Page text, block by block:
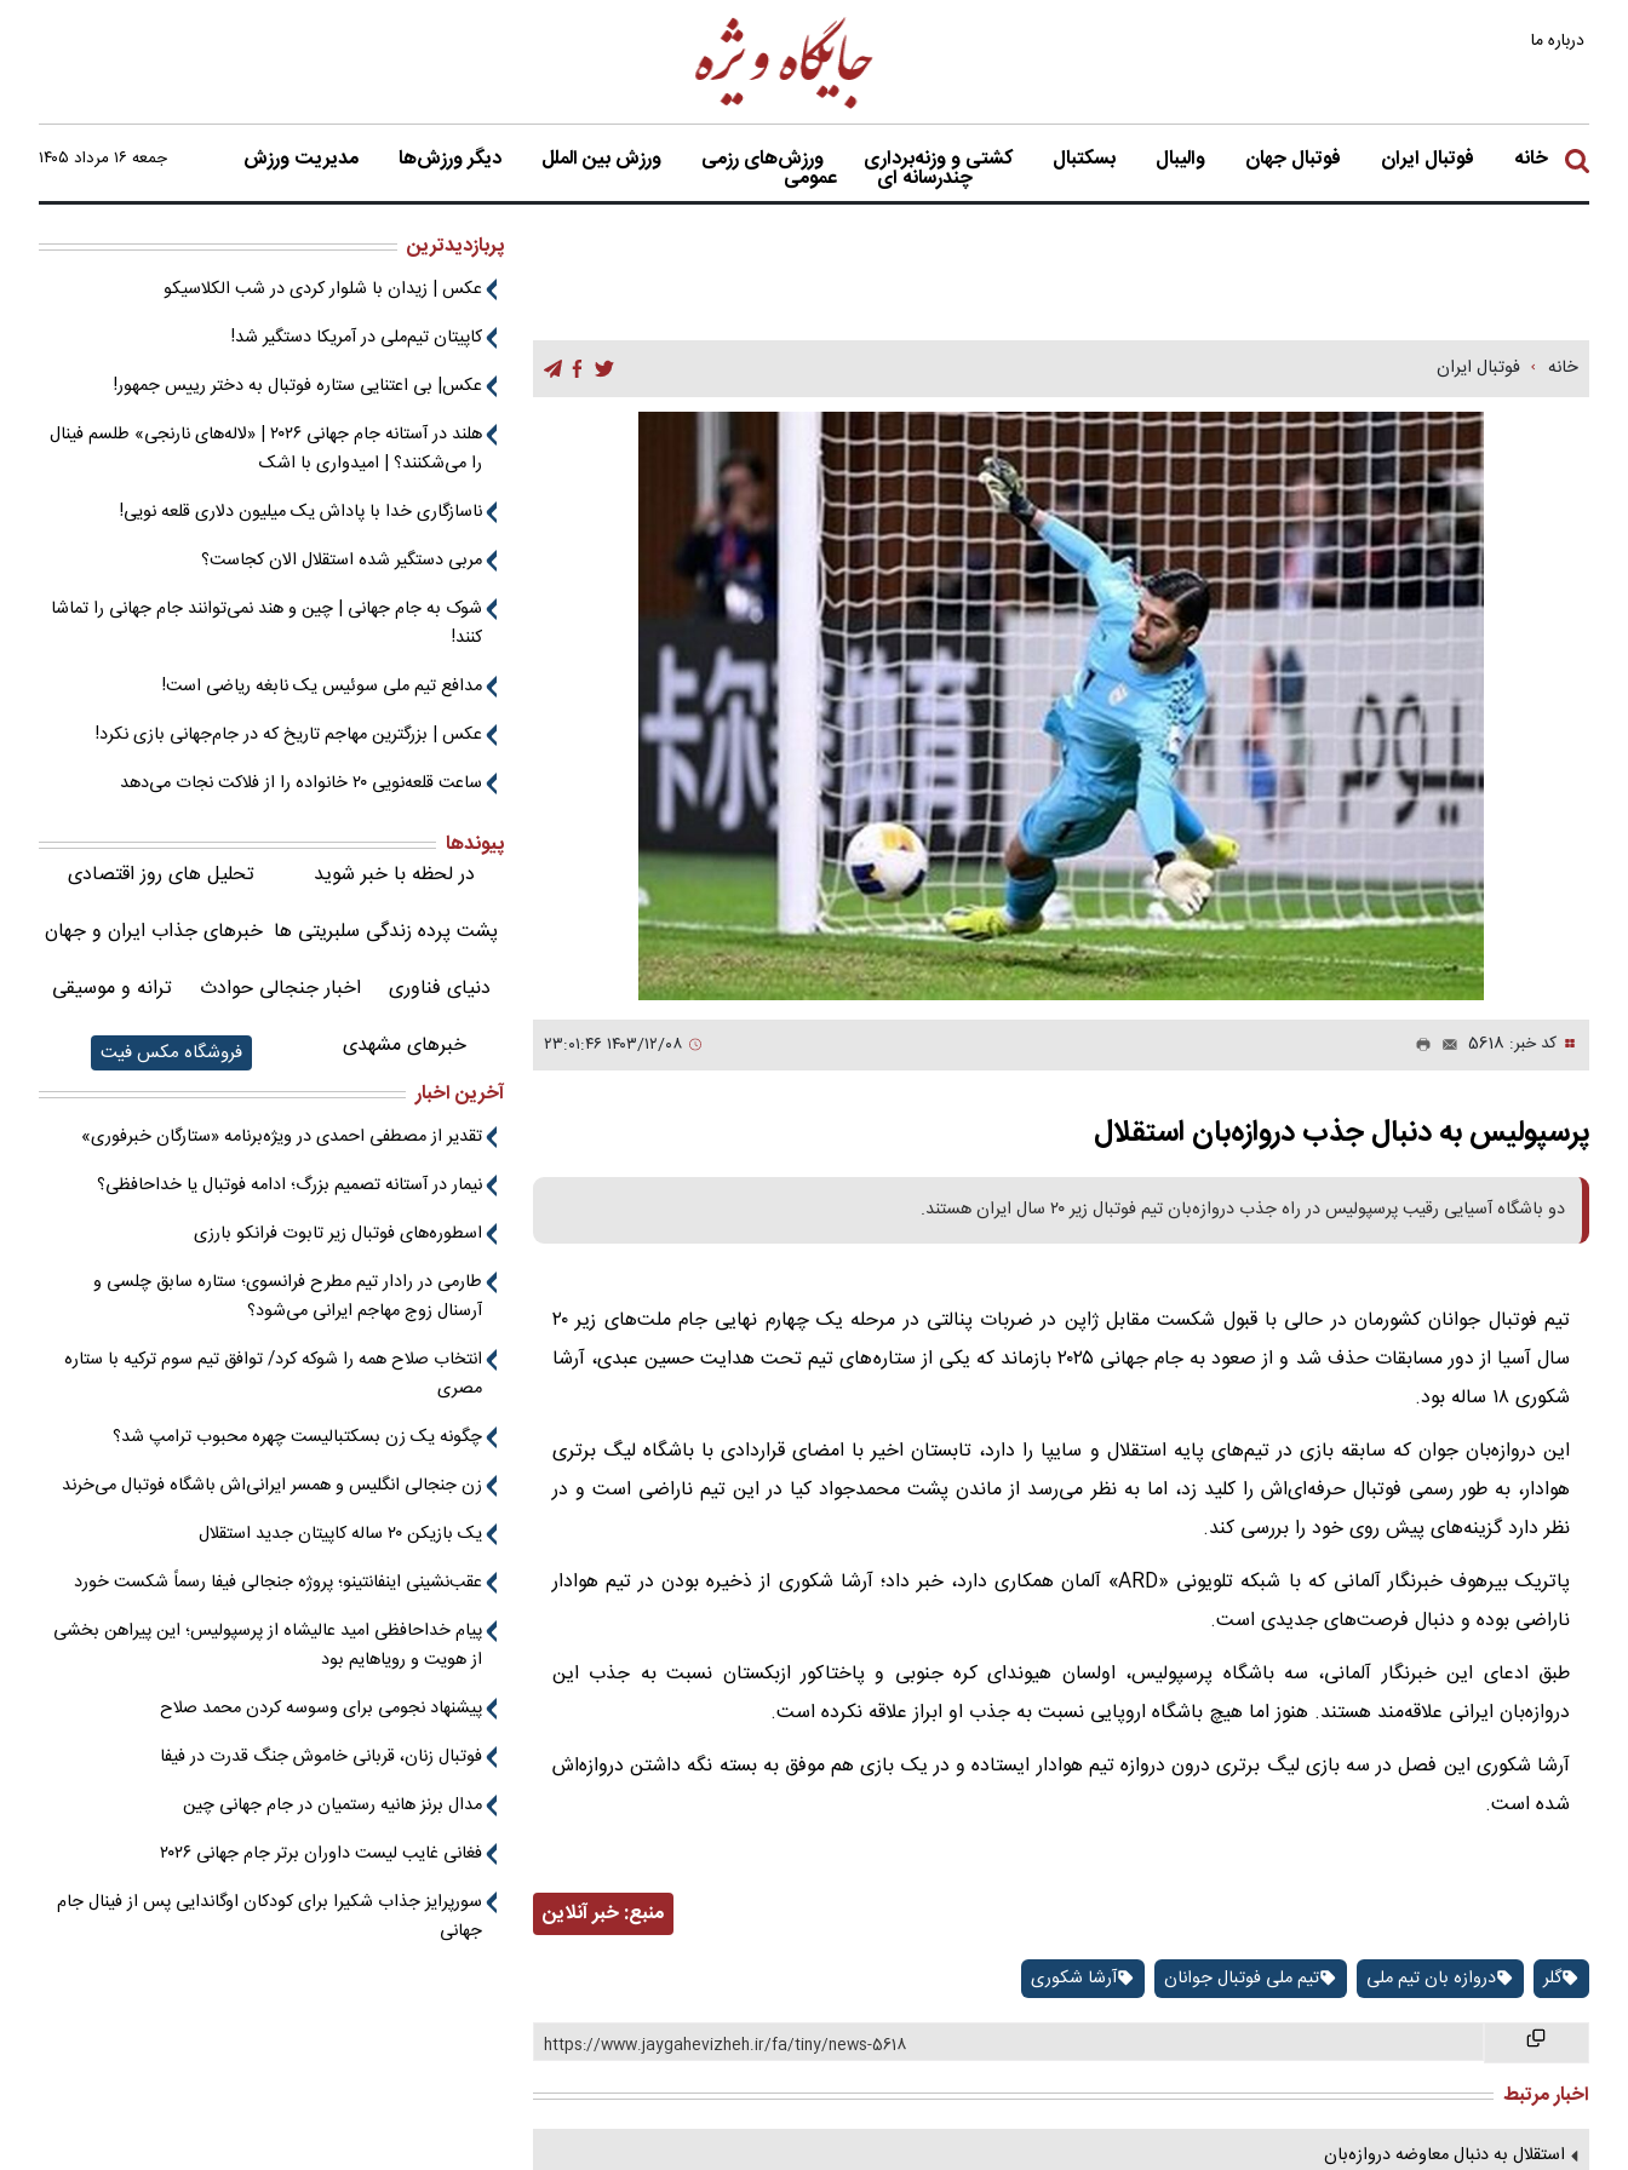
درباره ما
خانه فوتبال ایران فوتبال جهان والیبال بسکتبال کشتی و وزنه‌برداری ورزش‌های رزمی ورزش بین الملل دیگر ورزش‌ها مدیریت ورزش
چندرسانه ای عمومی
جمعه ۱۶ مرداد ۱۴۰۵
خانه فوتبال ایران
کد خبر: 5618
پرسپولیس به دنبال جذب دروازه‌بان استقلال
دو باشگاه آسیایی رقیب پرسپولیس در راه جذب دروازه‌بان تیم فوتبال زیر ۲۰ سال ایران هستند.
تیم فوتبال جوانان کشورمان در حالی با قبول شکست مقابل ژاپن در ضربات پنالتی در مرحله یک چهارم نهایی جام ملت‌های زیر ۲۰
سال آسیا از دور مسابقات حذف شد و از صعود به جام جهانی ۲۰۲۵ بازماند که یکی از ستاره‌های تیم تحت هدایت حسین عبدی، آرشا
شکوری ۱۸ ساله بود.
این دروازه‌بان جوان که سابقه بازی در تیم‌های پایه استقلال و سایپا را دارد، تابستان اخیر با امضای قراردادی با باشگاه لیگ برتری
هوادار، به طور رسمی فوتبال حرفه‌ای‌اش را کلید زد، اما به نظر می‌رسد از ماندن پشت محمدجواد کیا در این تیم ناراضی است و در
نظر دارد گزینه‌های پیش روی خود را بررسی کند.
پاتریک بیرهوف خبرنگار آلمانی که با شبکه تلویونی «ARD» آلمان همکاری دارد، خبر داد؛ آرشا شکوری از ذخیره بودن در تیم هوادار
ناراضی بوده و دنبال فرصت‌های جدیدی است.
طبق ادعای این خبرنگار آلمانی، سه باشگاه پرسپولیس، اولسان هیوندای کره جنوبی و پاختاکور ازبکستان نسبت به جذب این
دروازه‌بان ایرانی علاقه‌مند هستند. هنوز اما هیچ باشگاه اروپایی نسبت به جذب او ابراز علاقه نکرده است.
آرشا شکوری این فصل در سه بازی لیگ برتری درون دروازه تیم هوادار ایستاده و در یک بازی هم موفق به بسته نگه داشتن دروازه‌اش
شده است.
منبع:خبر آنلاین
گلر دروازه بان تیم ملی تیم ملی فوتبال جوانان آرشا شکوری
https://www.jaygahevizheh.ir/fa/tiny/news-5618
اخبار مرتبط
استقلال به دنبال معاوضه دروازه‌بان
پربازدیدترین
عکس | زیدان با شلوار کردی در شب الکلاسیکو
کاپیتان تیم‌ملی در آمریکا دستگیر شد!
عکس| بی اعتنایی ستاره فوتبال به دختر رییس جمهور!
هلند در آستانه جام جهانی ۲۰۲۶ | «لاله‌های نارنجی» طلسم فینال
را می‌شکنند؟ | امیدواری با اشک
ناسازگاری خدا با پاداش یک میلیون دلاری قلعه نویی!
مربی دستگیر شده استقلال الان کجاست؟
شوک به جام جهانی | چین و هند نمی‌توانند جام جهانی را تماشا
کنند!
مدافع تیم ملی سوئیس یک نابغه ریاضی است!
عکس | بزرگترین مهاجم تاریخ که در جام‌جهانی بازی نکرد!
ساعت قلعه‌نویی ۲۰ خانواده را از فلاکت نجات می‌دهد
پیوندها
در لحظه با خبر شوید
تحلیل های روز اقتصادی
پشت پرده زندگی سلبریتی ها خبرهای جذاب ایران و جهان
دنیای فناوری
اخبار جنجالی حوادث
ترانه و موسیقی
خبرهای مشهدی
فروشگاه مکس فیت
آخرین اخبار
تقدیر از مصطفی احمدی در ویژه‌برنامه «ستارگان خبرفوری»
نیمار در آستانه تصمیم بزرگ؛ ادامه فوتبال یا خداحافظی؟
اسطوره‌های فوتبال زیر تابوت فرانکو بارزی
طارمی در رادار تیم مطرح فرانسوی؛ ستاره سابق چلسی و
آرسنال زوج مهاجم ایرانی می‌شود؟
انتخاب صلاح همه را شوکه کرد/ توافق تیم سوم ترکیه با ستاره
مصری
چگونه یک زن بسکتبالیست چهره محبوب ترامپ شد؟
زن جنجالی انگلیس و همسر ایرانی‌اش باشگاه فوتبال می‌خرند
یک بازیکن ۲۰ ساله کاپیتان جدید استقلال
عقب‌نشینی اینفانتینو؛ پروژه جنجالی فیفا رسماً شکست خورد
پیام خداحافظی امید عالیشاه از پرسپولیس؛ این پیراهن بخشی
از هویت و رویاهایم بود
پیشنهاد نجومی برای وسوسه کردن محمد صلاح
فوتبال زنان، قربانی خاموش جنگ قدرت در فیفا
مدال برنز هانیه رستمیان در جام جهانی چین
فغانی غایب لیست داوران برتر جام جهانی ۲۰۲۶
سورپرایز جذاب شکیرا برای کودکان اوگاندایی پس از فینال جام
جهانی